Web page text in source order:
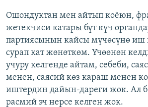
Ошондуктан мен айтып коёюн,
жетекчиси катары бүт күч
партиясынын кайсы мүчөсүнө иш
сурап кат жөнөткөм. Үчөөнөн
учуру келгенде айтам, себеби,
менен, саясий көз караш менен
иштердин дайын-дареги жок. Ал
расмий эч нерсе келген жок.